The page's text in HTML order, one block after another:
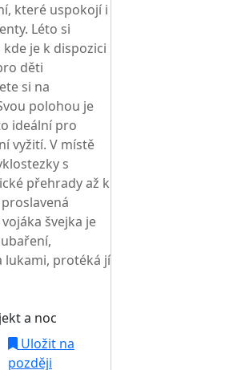
které uspokojí i
Léto si
je k dispozici
děti
si na
polohou je
ideální pro
vyžití. V místě
s
přehrady až k
švejka je
lukami, protéká jí
a noc
Uložit na
později